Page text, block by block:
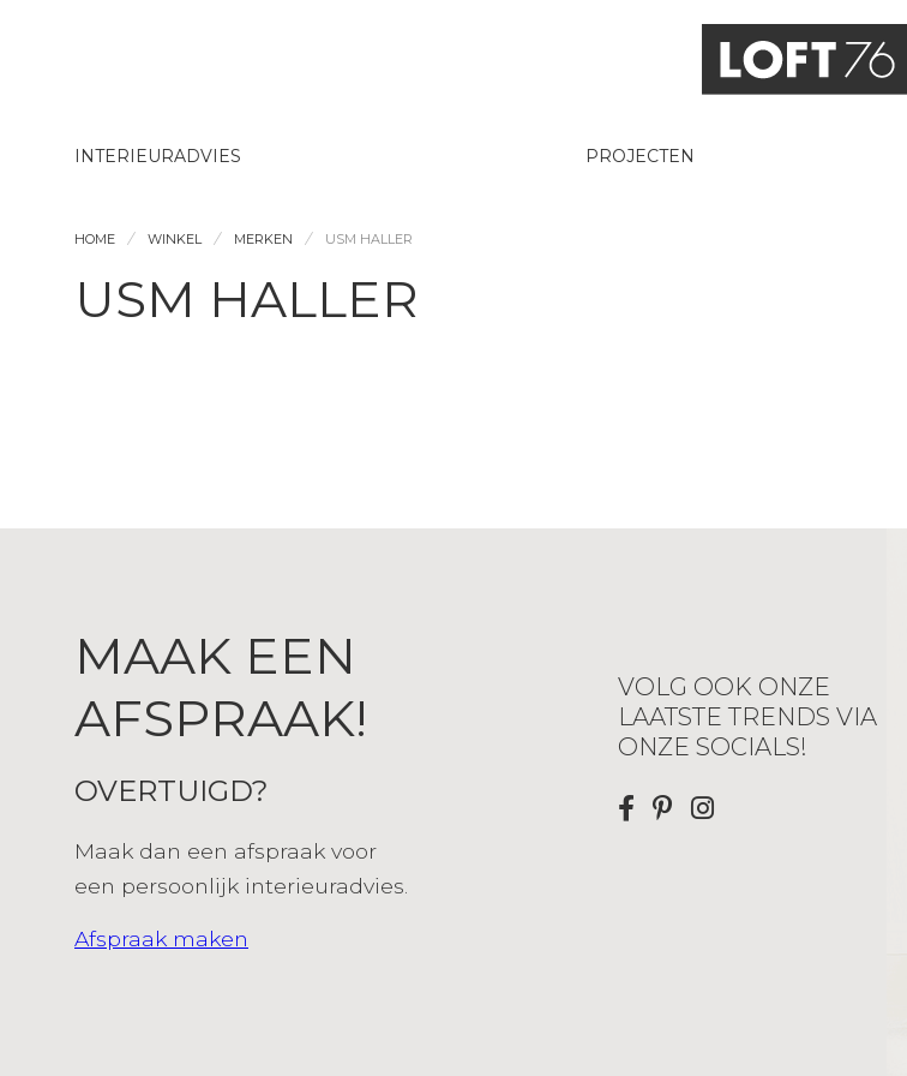
INTERIEURADVIES PROJECTEN
HOME WINKEL MERKEN USM HALLER
USM HALLER
MAAK EEN
AFSPRAAK!
OVERTUIGD?
Maak dan een afspraak voor
een persoonlijk interieuradvies.
Afspraak maken
VOLG OOK ONZE
LAATSTE TRENDS VIA
ONZE SOCIALS!